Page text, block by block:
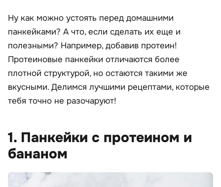
Ну как можно устоять перед домашними
панкейками? А что, если сделать их еще и
полезными? Например, добавив протеин!
Протеиновые панкейки отличаются более
плотной структурой, но остаются такими же
вкусными. Делимся лучшими рецептами, которые
тебя точно не разочаруют!
1. Панкейки с протеином и
бананом